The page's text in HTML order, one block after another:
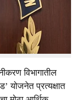
मुंबई उच्च
आदेश दिले आहेत.
यांनी नुकतीच
दिली.
विभागातील
योजनेत प्रत्यक्षात